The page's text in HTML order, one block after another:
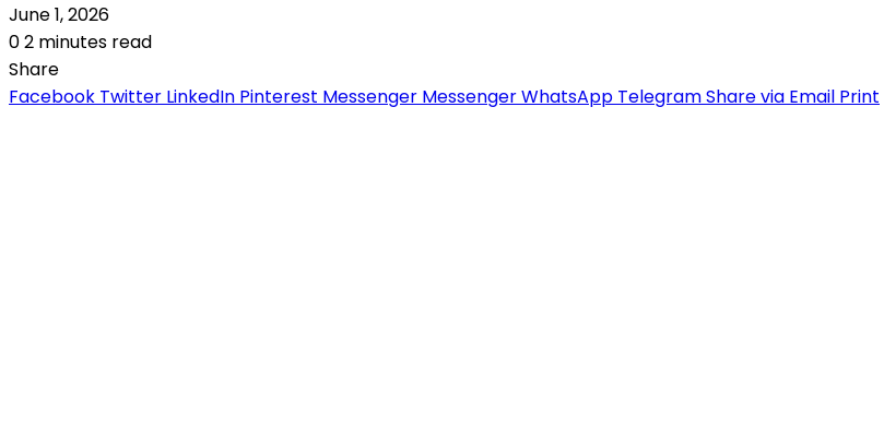
June 1, 2026
02 minutes read
Share
Facebook Twitter LinkedIn Pinterest Messenger MessengerWhatsApp TelegramShare via Email Print